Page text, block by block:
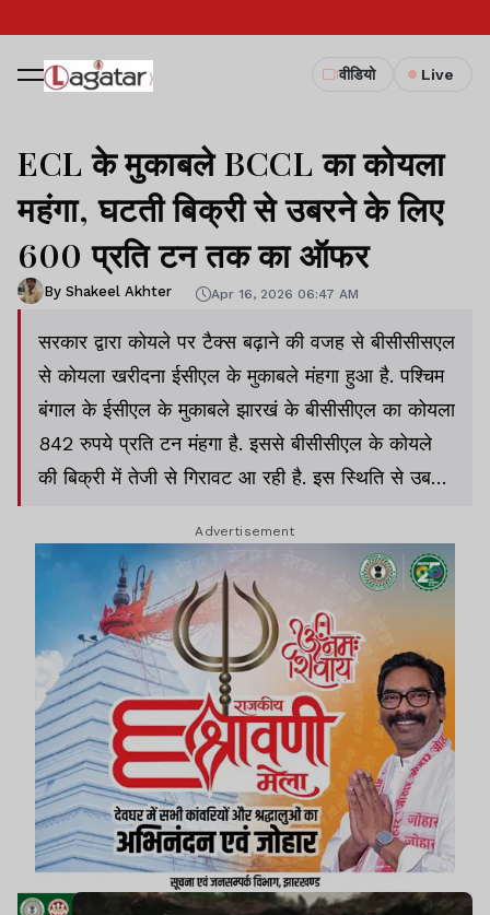
वीडियो Live
ECL के मुकाबले BCCL का कोयला
महंगा, घटती बिक्री से उबरने के लिए
600 प्रति टन तक का ऑफर
By Shakeel Akhter Apr 16, 2026 06:47 AM
सरकार द्वारा कोयले पर टैक्स बढ़ाने की वजह से बीसीसीसएल
से कोयला खरीदना ईसीएल के मुकाबले मंहगा हुआ है. पश्चिम
बंगाल के ईसीएल के मुकाबले झारखं के बीसीसीएल का कोयला
842 रुपये प्रति टन मंहगा है. इससे बीसीसीएल के कोयले
की बिक्री में तेजी से गिरावट आ रही है. इस स्थिति से उबरने
घोषणा की है.
Advertisement